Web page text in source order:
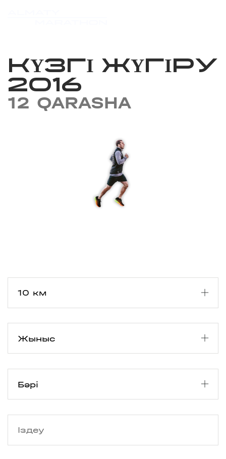
КҮЗГІ ЖҮГІРУ
2016
12 QARASHA